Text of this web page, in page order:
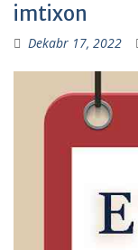
imtixon
Dekabr 17, 2022